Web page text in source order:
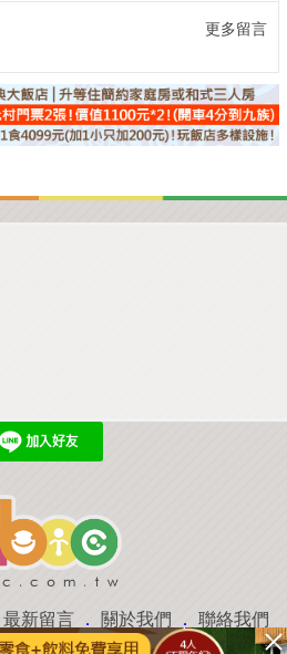
更多留言
最新留言 ． 關於我們 ． 聯絡我們
討論區．推薦景點． APP下載